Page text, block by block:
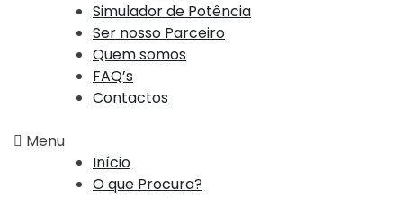
Simulador de Potência
Ser nosso Parceiro
Quem somos
FAQ’s
Contactos
Menu
Início
O que Procura?